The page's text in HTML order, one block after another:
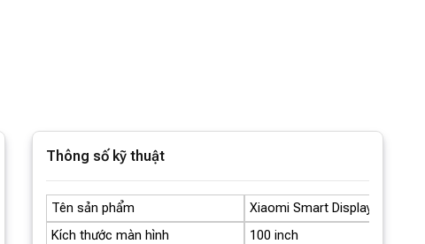
Thông số kỹ thuật
Tên sản phẩm
Xiaomi Smart Display Max
Kích thước màn hình
100 inch